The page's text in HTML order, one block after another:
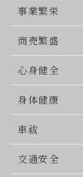
事業繁栄
商売繁盛
心身健全
身体健康
車祓
交通安全